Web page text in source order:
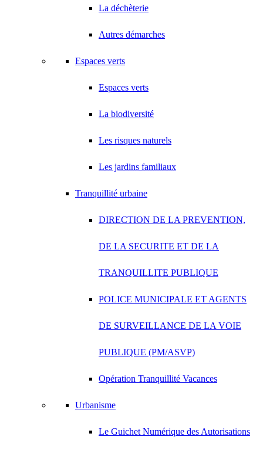
La déchèterie
Autres démarches
Espaces verts
Espaces verts
La biodiversité
Les risques naturels
Les jardins familiaux
Tranquillité urbaine
DIRECTION DE LA PREVENTION,
DE LA SECURITE ET DE LA
TRANQUILLITE PUBLIQUE
POLICE MUNICIPALE ET AGENTS
DE SURVEILLANCE DE LA VOIE
PUBLIQUE (PM/ASVP)
Opération Tranquillité Vacances
Urbanisme
Le Guichet Numérique des Autorisations